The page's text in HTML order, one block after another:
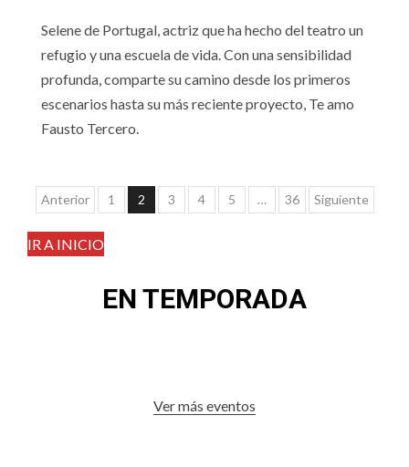
Selene de Portugal, actriz que ha hecho del teatro un
refugio y una escuela de vida. Con una sensibilidad
profunda, comparte su camino desde los primeros
escenarios hasta su más reciente proyecto, Te amo
Fausto Tercero.
Paginación
de
entradas
Anterior 1 2 3 4 5 … 36 Siguiente
IR A INICIO
EN TEMPORADA
Ver más eventos